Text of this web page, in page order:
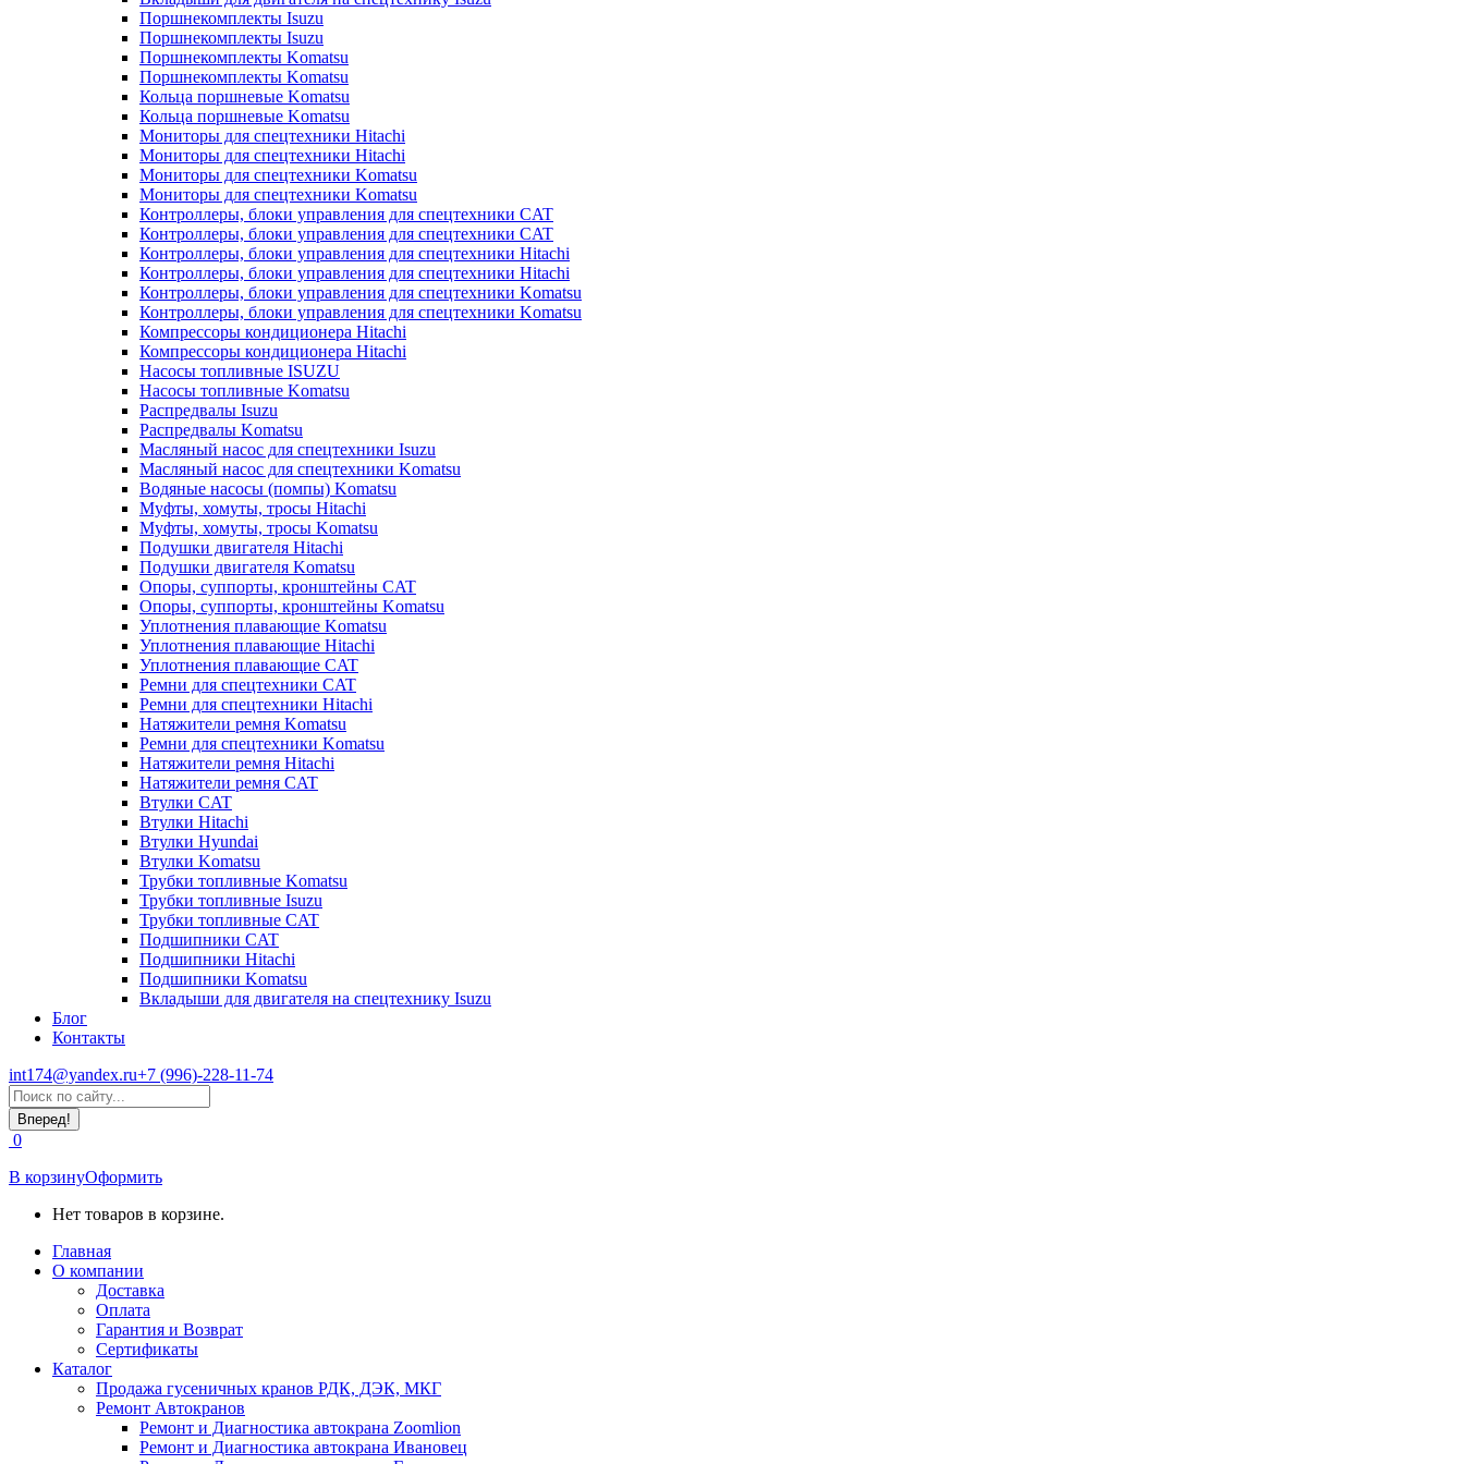
Поршнекомплекты Isuzu
Поршнекомплекты Isuzu
Поршнекомплекты Komatsu
Поршнекомплекты Komatsu
Кольца поршневые Komatsu
Кольца поршневые Komatsu
Мониторы для спецтехники Hitachi
Мониторы для спецтехники Hitachi
Мониторы для спецтехники Komatsu
Мониторы для спецтехники Komatsu
Контроллеры, блоки управления для спецтехники CAT
Контроллеры, блоки управления для спецтехники CAT
Контроллеры, блоки управления для спецтехники Hitachi
Контроллеры, блоки управления для спецтехники Hitachi
Контроллеры, блоки управления для спецтехники Komatsu
Контроллеры, блоки управления для спецтехники Komatsu
Компрессоры кондиционера Hitachi
Компрессоры кондиционера Hitachi
Насосы топливные ISUZU
Насосы топливные Komatsu
Распредвалы Isuzu
Распредвалы Komatsu
Масляный насос для спецтехники Isuzu
Масляный насос для спецтехники Komatsu
Водяные насосы (помпы) Komatsu
Муфты, хомуты, тросы Hitachi
Муфты, хомуты, тросы Komatsu
Подушки двигателя Hitachi
Подушки двигателя Komatsu
Опоры, суппорты, кронштейны CAT
Опоры, суппорты, кронштейны Komatsu
Уплотнения плавающие Komatsu
Уплотнения плавающие Hitachi
Уплотнения плавающие CAT
Ремни для спецтехники CAT
Ремни для спецтехники Hitachi
Натяжители ремня Komatsu
Ремни для спецтехники Komatsu
Натяжители ремня Hitachi
Натяжители ремня CAT
Втулки CAT
Втулки Hitachi
Втулки Hyundai
Втулки Komatsu
Трубки топливные Komatsu
Трубки топливные Isuzu
Трубки топливные CAT
Подшипники CAT
Подшипники Hitachi
Подшипники Komatsu
Вкладыши для двигателя на спецтехнику Isuzu
Блог
Контакты
int174@yandex.ru+7 (996)-228-11-74
Страница
WhatsApp
открывается
в
новом
окне
Поиск:
0
В корзинуОформить
Нет товаров в корзине.
Главная
О компании
Доставка
Оплата
Гарантия и Возврат
Сертификаты
Каталог
Продажа гусеничных кранов РДК, ДЭК, МКГ
Ремонт Автокранов
Ремонт и Диагностика автокрана Zoomlion
Ремонт и Диагностика автокрана Ивановец